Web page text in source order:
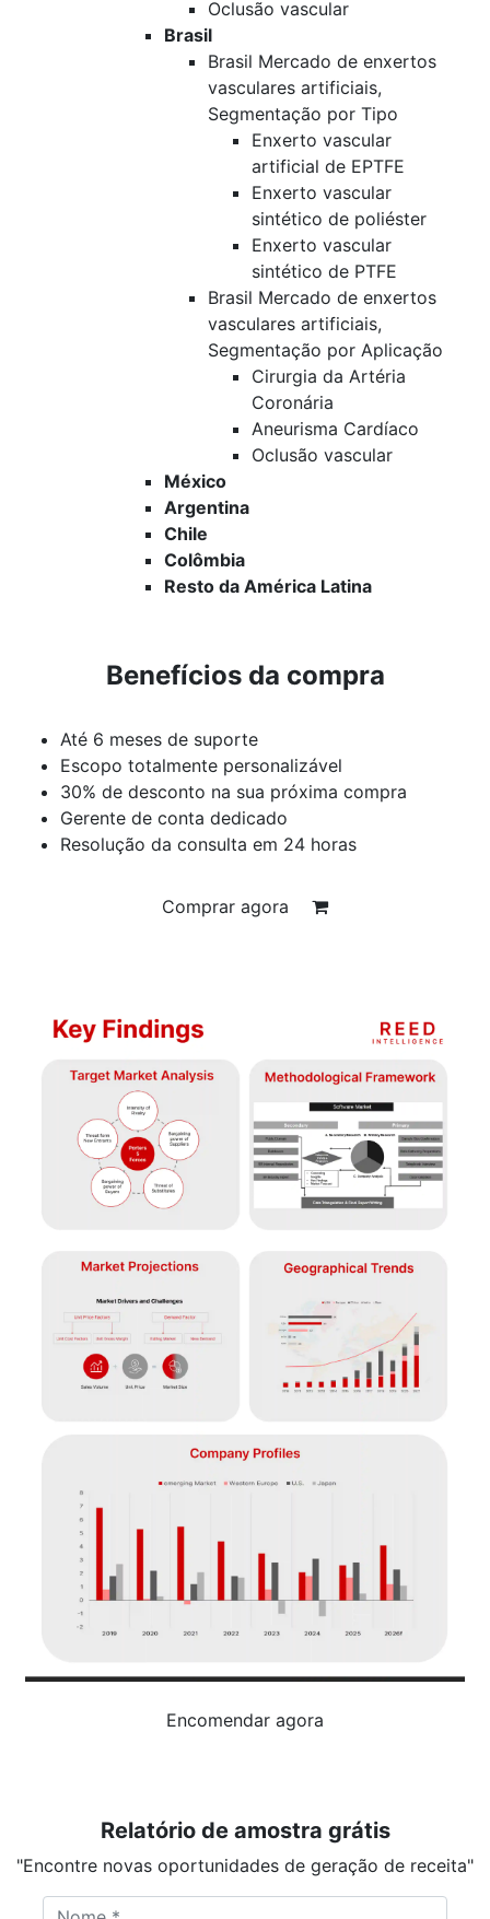
Oclusão vascular
Brasil
Brasil Mercado de enxertos
vasculares artificiais,
Segmentação por Tipo
Enxerto vascular
artificial de EPTFE
Enxerto vascular
sintético de poliéster
Enxerto vascular
sintético de PTFE
Brasil Mercado de enxertos
vasculares artificiais,
Segmentação por Aplicação
Cirurgia da Artéria
Coronária
Aneurisma Cardíaco
Oclusão vascular
México
Argentina
Chile
Colômbia
Resto da América Latina
Benefícios da compra
Até 6 meses de suporte
Escopo totalmente personalizável
30% de desconto na sua próxima compra
Gerente de conta dedicado
Resolução da consulta em 24 horas
Comprar agora
Encomendar agora
Relatório de amostra grátis
"Encontre novas oportunidades de geração de receita"